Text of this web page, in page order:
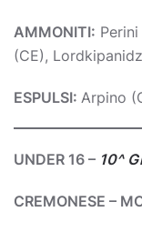
AMMONITI:
(CE),
ESPULSI: Arpino
UNDER 16 – 10^
CREMONESE –